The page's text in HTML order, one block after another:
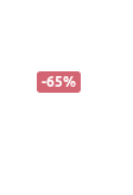
-65%